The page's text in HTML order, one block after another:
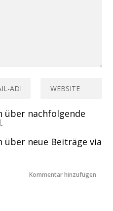
über nachfolgende
über neue Beiträge via